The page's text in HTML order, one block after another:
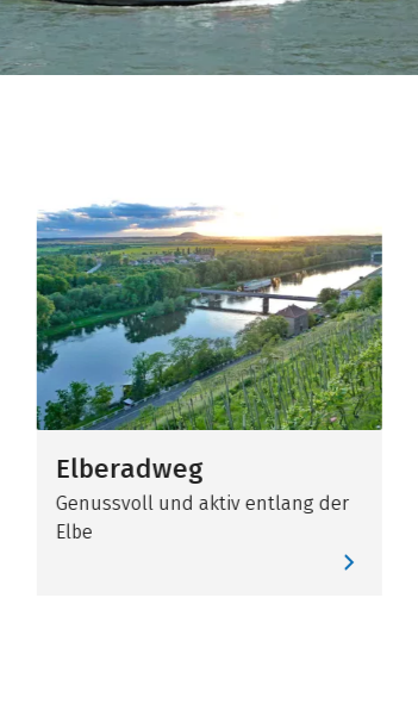
Elberadweg
Genussvoll und aktiv entlang der
Elbe